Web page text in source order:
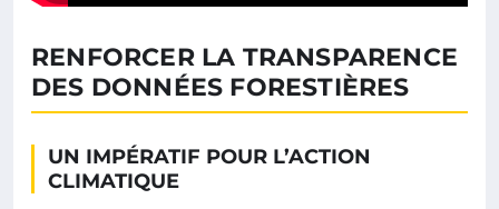
RENFORCER LA TRANSPARENCE
DES DONNÉES FORESTIÈRES
UN IMPÉRATIF POUR L’ACTION
CLIMATIQUE